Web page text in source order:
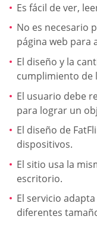
Es fácil de ver,
No es necesario
página web para
El diseño y la
cumplimiento de
El usuario debe
para lograr un
El diseño de
dispositivos.
El sitio usa la
escritorio.
El servicio
diferentes